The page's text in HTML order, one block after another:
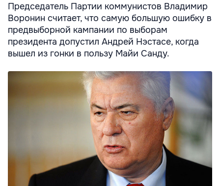
Председатель Партии коммунистов Владимир
Воронин считает, что самую большую ошибку в
предвыборной кампании по выборам
президента допустил Андрей Нэстасе, когда
вышел из гонки в пользу Майи Санду.